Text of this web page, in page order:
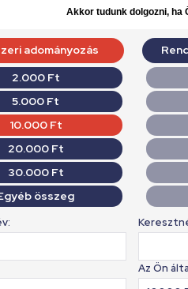
Akkor tudunk dolgozni, ha